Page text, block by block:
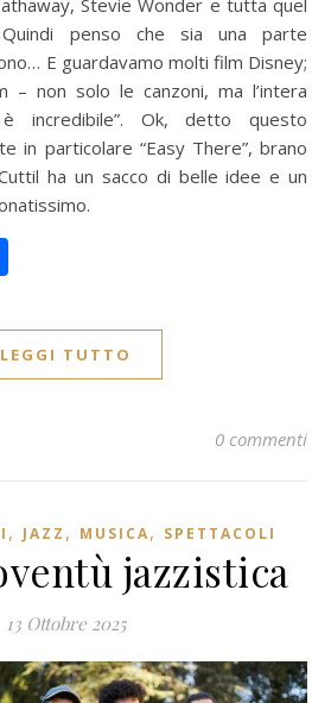
penso che sia una parte
E guardavamo molti film Disney;
– non solo le canzoni, ma l’intera
incredibile”. Ok, detto questo
in particolare “Easy There”, brano
ha un sacco di belle idee e un
LEGGI TUTTO
0 commenti
, JAZZ , MUSICA, SPETTACOLI
jazzistica
13 Ottobre 2025